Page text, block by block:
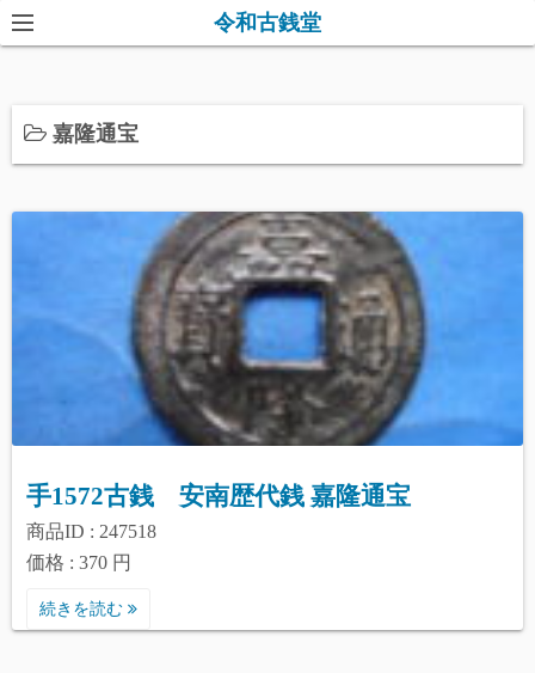
コ
ン
ン
へ
令和古銭堂
嘉隆通宝
手1572古銭 安南歴代銭 嘉隆通宝
商品ID : 247518
価格 : 370 円
続きを読む